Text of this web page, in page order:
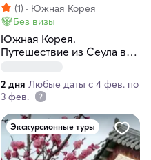
(1)
Южная Корея
Без визы
Южная Корея.
Путешествие из Сеула в
2 дня Любые даты с 4 фев. по
3 фев.
Экскурсионные туры